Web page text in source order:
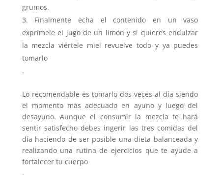
grumos.
Finalmente echa el contenido en un vaso
exprímele el jugo de un limón y si quieres endulzar
la mezcla viértele miel revuelve todo y ya puedes
tomarlo
.
Lo recomendable es tomarlo dos veces al día siendo
el momento más adecuado en ayuno y luego del
desayuno. Aunque el consumir la mezcla te hará
sentir satisfecho debes ingerir las tres comidas del
día haciendo de ser posible una dieta balanceada y
realizando una rutina de ejercicios que te ayude a
fortalecer tu cuerpo
.